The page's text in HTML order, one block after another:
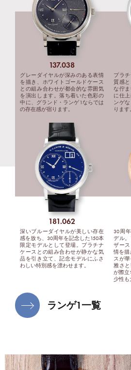
137.038
グレーダイヤルが深みのある表情
を描き、ホワイトゴールドケース
との組み合わせが都会的な雰囲気
を演出します。落ち着いた色彩の
中に、グランド・ランゲ1ならでは
の存在感が宿ります。
プラ
質感
な佇
に仕
ンゲ
ります
181.062
深いブルーダイヤルが美しい存在
感を放ち、30周年を記念した150本
限定モデルとして登場。プラチナ
ケースとの組み合わせが静かな気
品を引き立て、記念モデルにふさ
わしい特別感を漂わせます。
30周
デル
ザー
情を描
スが
雅さ
が際立
少性も
ランゲ1一覧